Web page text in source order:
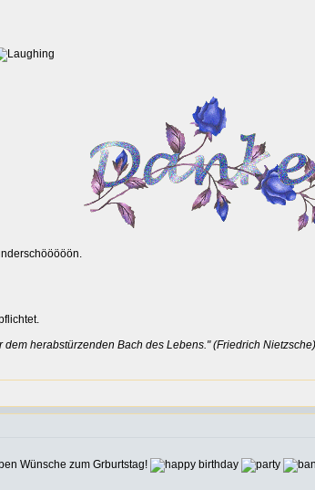
herabstürzenden Bach des Lebens." (Friedrich Nietzsche)
Wünsche zum Grburtstag!